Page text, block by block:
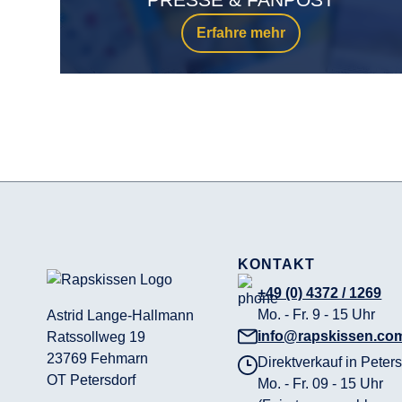
Erfahre mehr
Astrid Lange-Hallmann
Ratssollweg 19
23769 Fehmarn
OT Petersdorf
KONTAKT
+49 (0) 4372 / 1269
Mo. - Fr. 9 - 15 Uhr
Direktverkauf in
Mo. - Fr. 09 - 15 Uhr